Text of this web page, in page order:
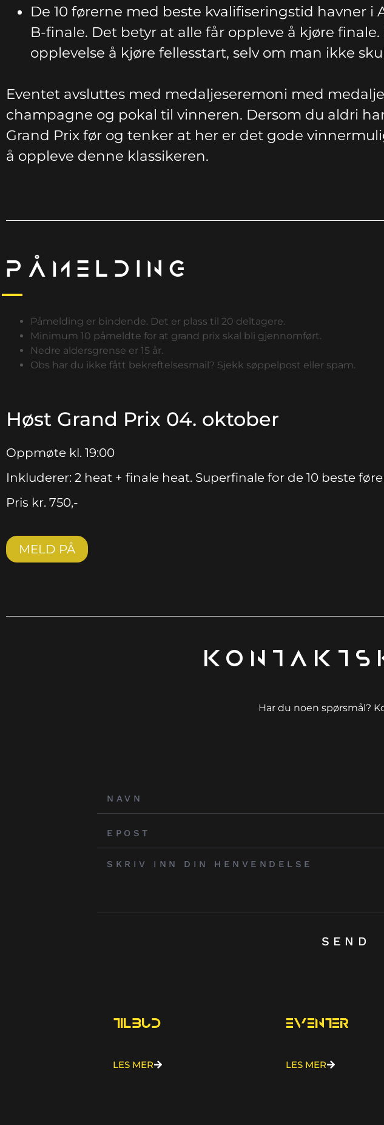
De 10 førerne med beste kvalifiseringstid havner i
B-finale. Det betyr at alle får oppleve å kjøre
opplevelse å kjøre fellesstart, selv om man ikke
Eventet avsluttes med medaljeseremoni med
champagne og pokal til vinneren. Dersom du aldri
Grand Prix før og tenker at her er det gode
å oppleve denne klassikeren.
PÅMELDING
Påmelding er bindende. Det er plass til 20 deltagere.
Minimum 10 påmeldte for at grand prix skal bli gjennomført.
Nedre aldersgrense er 15 år.
Obs har du ikke fått bekreftelsesmail? Sjekk søppelpost eller spam.
Høst Grand Prix 04. oktober
Oppmøte kl. 19:00
Inkluderer: 2 heat + finale heat. Superfinale for de 10 beste
Pris kr. 750,-
MELD PÅ
Har du noen spørsmål?
SEND
Tilbud
LES MER
Eventer
LES MER